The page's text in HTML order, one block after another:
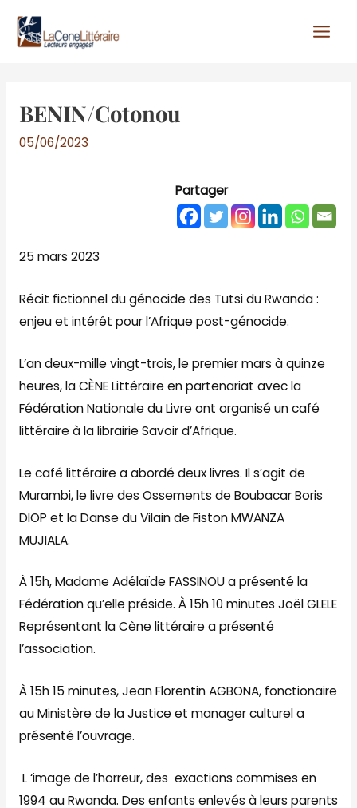
BENIN/Cotonou
05/06/2023
Partager
25 mars 2023
Récit fictionnel du génocide des Tutsi du Rwanda :
enjeu et intérêt pour l’Afrique post-génocide.
L’an deux-mille vingt-trois, le premier mars à quinze
heures, la CÈNE Littéraire en partenariat avec la
Fédération Nationale du Livre ont organisé un café
littéraire à la librairie Savoir d’Afrique.
Le café littéraire a abordé deux livres. Il s’agit de
Murambi, le livre des Ossements de Boubacar Boris
DIOP et la Danse du Vilain de Fiston MWANZA
MUJIALA.
À 15h, Madame Adélaïde FASSINOU a présenté la
Fédération qu’elle préside. À 15h 10 minutes Joël GLELE
Représentant la Cène littéraire a présenté
l’association.
À 15h 15 minutes, Jean Florentin AGBONA, fonctionaire
au Ministère de la Justice et manager culturel a
présenté l’ouvrage.
L ‘image de l’horreur, des exactions commises en
1994 au Rwanda. Des enfants enlevés à leurs parents